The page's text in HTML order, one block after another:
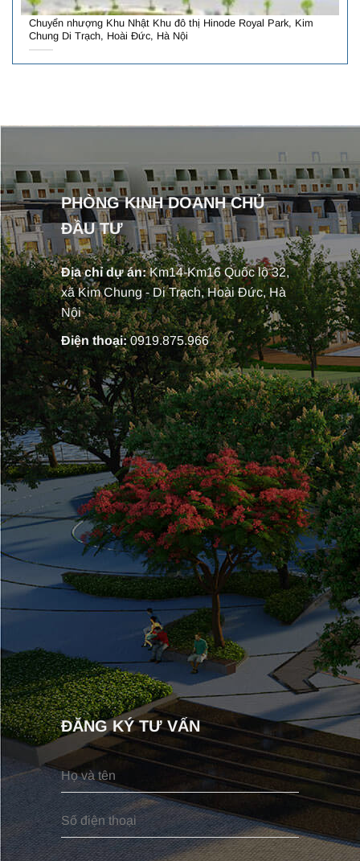
Chuyển nhượng Khu Nhật Khu đô thị Hinode Royal Park, Kim
Chung Di Trạch, Hoài Đức, Hà Nội
PHÒNG KINH DOANH CHỦ
ĐẦU TƯ
Địa chỉ dự án:Km14-Km16 Quốc lộ 32,
xã Kim Chung - Di Trạch, Hoài Đức, Hà
Nội
Điện thoại:0919.875.966
ĐĂNG KÝ TƯ VẤN